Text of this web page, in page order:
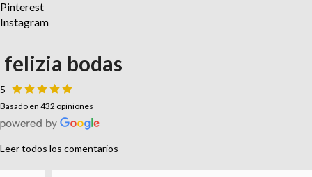
Pinterest
Instagram
felizia bodas
5
Basado en 432 opiniones
Leer todos los comentarios